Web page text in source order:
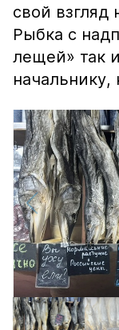
свой
Рыбка с
лещей» так
начальнику,